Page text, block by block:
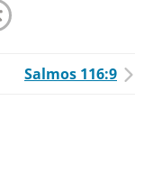
Salmos 116:9